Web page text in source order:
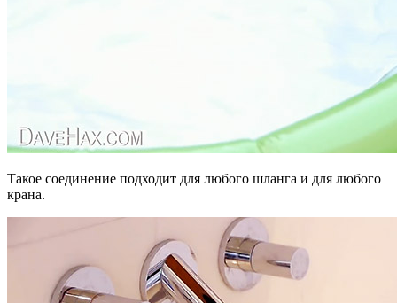
Такое соединение подходит для любого шланга и для любого
крана.